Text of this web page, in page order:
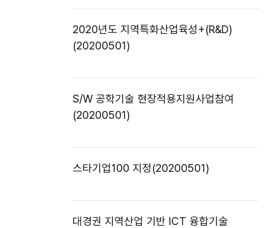
2020년도 지역특화산업육성+(R&D)
(20200501)
S/W 공학기술 현장적용지원사업참여
(20200501)
스타기업100 지정(20200501)
대경권 지역산업 기반 ICT 융합기술